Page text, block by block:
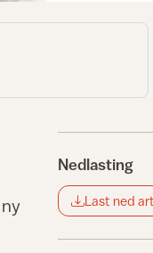
Nedlasting
Last ned